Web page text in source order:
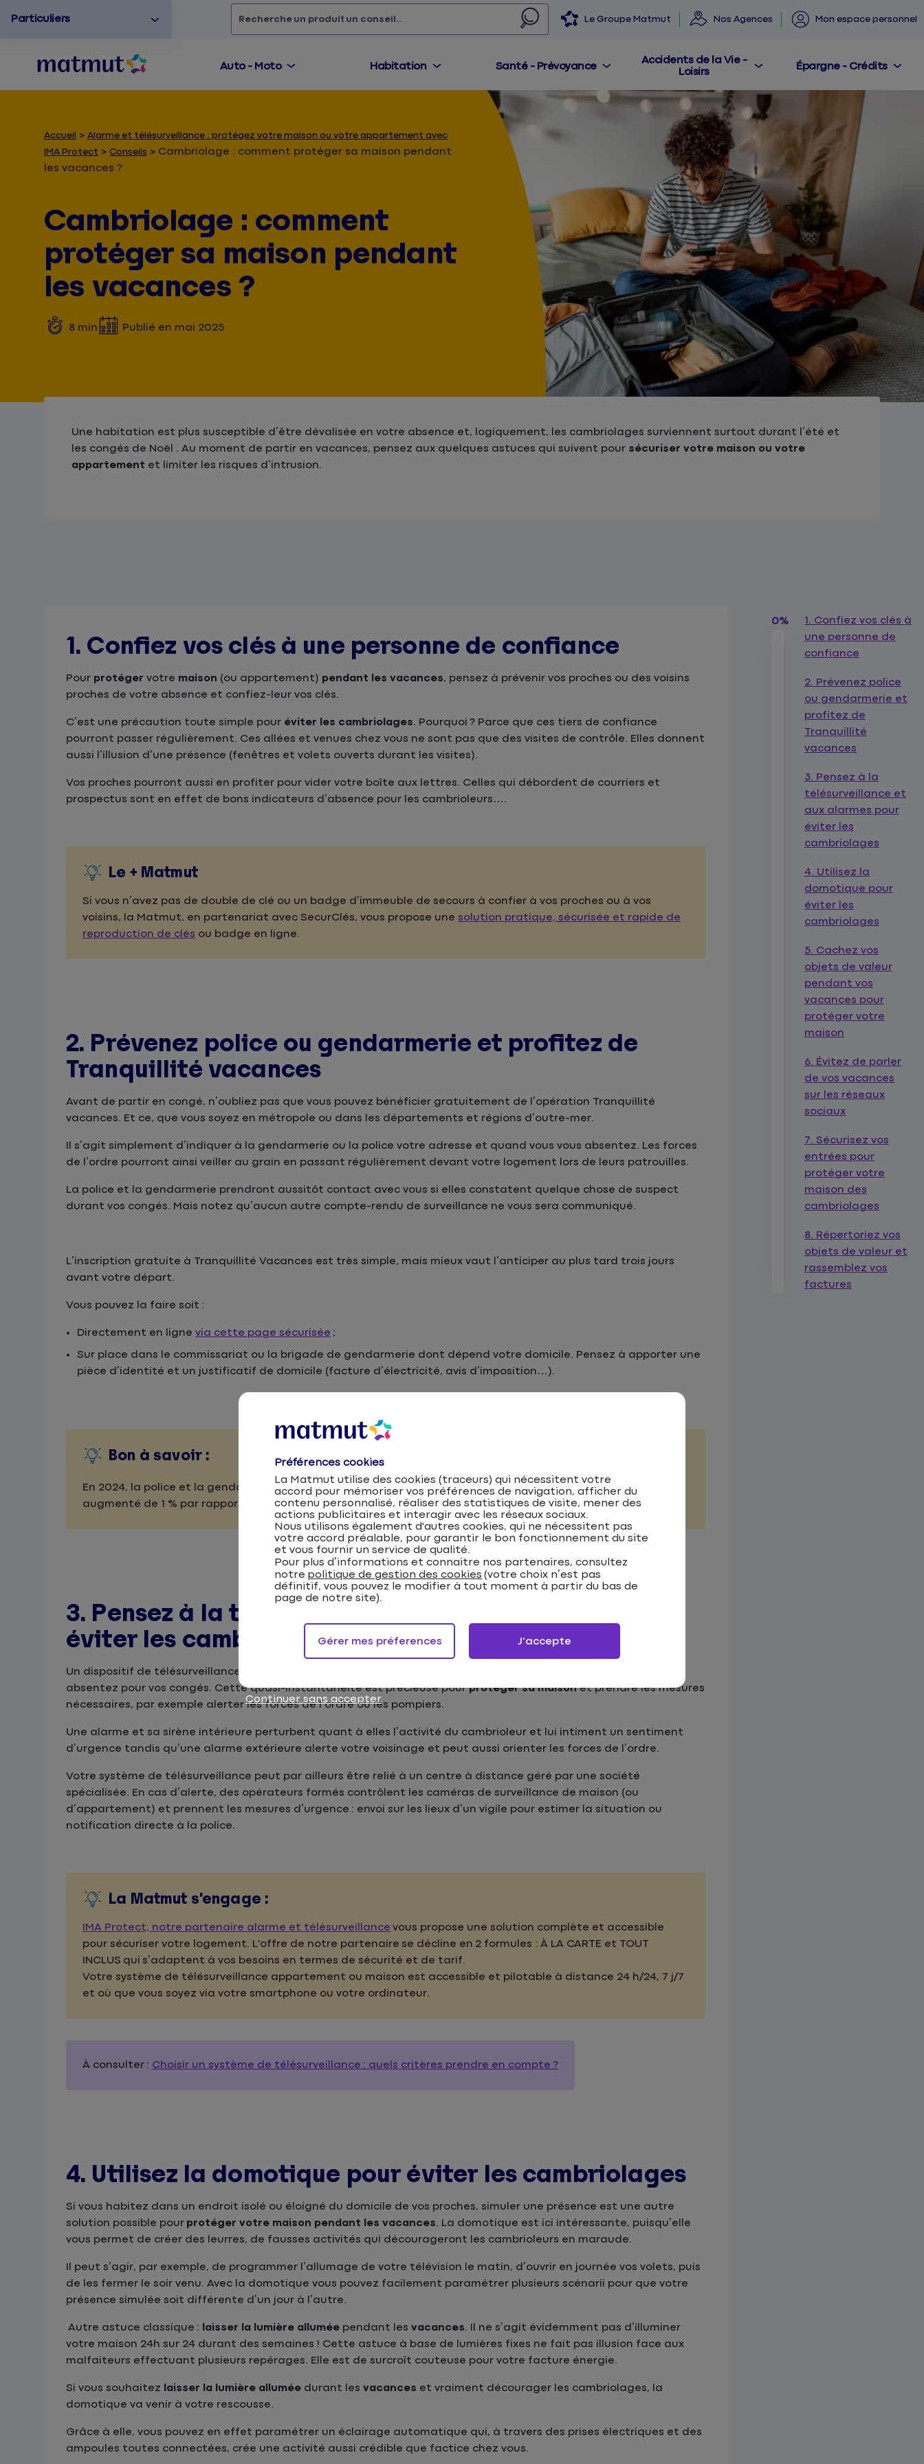
Particuliers Rechercherun produit,un conseil... Le Groupe Matmut Nos Agences Mon espace personnel
Auto - Moto Habitation Santé - Prévoyance
Accidents de la Vie -
Loisirs
Épargne - Crédits
Accueil
Alarme et télésurveillance : protégez votre maison ou votre appartement avec
IMA Protect
Conseils
Cambriolage : comment protéger sa maison pendant
les vacances ?
Cambriolage : comment
protéger sa maison pendant
les vacances ?
8 min Publié en mai 2025
Une habitation est plus susceptible d’être dévalisée en votre absence et, logiquement, les cambriolages surviennent surtout durant l’été et
les congés de Noël . Au moment de partir en vacances, pensez aux quelques astuces qui suivent pour sécuriser votre maison ou votre
appartement et limiter les risques d’intrusion.
0%
1. Confiez vos clés à
une personne de
confiance
2. Prévenez police
ou gendarmerie et
profitez de
Tranquillité
vacances
3. Pensez à la
télésurveillance et
aux alarmes pour
éviter les
cambriolages
4. Utilisez la
domotique pour
éviter les
cambriolages
5. Cachez vos
objets de valeur
pendant vos
vacances pour
protéger votre
maison
6. Évitez de parler
de vos vacances
sur les réseaux
sociaux
7. Sécurisez vos
entrées pour
protéger votre
maison des
cambriolages
8. Répertoriez vos
objets de valeur et
rassemblez vos
factures
1. Confiez vos clés à une personne de confiance
Pour protéger votre maison (ou appartement) pendant les vacances, pensez à prévenir vos proches ou des voisins
proches de votre absence et confiez-leur vos clés.
C’est une précaution toute simple pour éviter les cambriolages. Pourquoi ? Parce que ces tiers de confiance
pourront passer régulièrement. Ces allées et venues chez vous ne sont pas que des visites de contrôle. Elles donnent
aussi l’illusion d’une présence (fenêtres et volets ouverts durant les visites).
Vos proches pourront aussi en profiter pour vider votre boîte aux lettres. Celles qui débordent de courriers et
prospectus sont en effet de bons indicateurs d’absence pour les cambrioleurs….
Le + Matmut
Si vous n’avez pas de double de clé ou un badge d’immeuble de secours à confier à vos proches ou à vos
voisins, la Matmut, en partenariat avec SecurClés, vous propose une solution pratique, sécurisée et rapide de
reproduction de clés ou badge en ligne.
2. Prévenez police ou gendarmerie et profitez de
Tranquillité vacances
Avant de partir en congé, n’oubliez pas que vous pouvez bénéficier gratuitement de l’opération Tranquillité
vacances. Et ce, que vous soyez en métropole ou dans les départements et régions d’outre-mer.
Il s’agit simplement d’indiquer à la gendarmerie ou la police votre adresse et quand vous vous absentez. Les forces
de l’ordre pourront ainsi veiller au grain en passant régulièrement devant votre logement lors de leurs patrouilles.
La police et la gendarmerie prendront aussitôt contact avec vous si elles constatent quelque chose de suspect
durant vos congés. Mais notez qu’aucun autre compte-rendu de surveillance ne vous sera communiqué.
L’inscription gratuite à Tranquillité Vacances est très simple, mais mieux vaut l’anticiper au plus tard trois jours
avant votre départ.
Vous pouvez la faire soit :
Directement en ligne via cette page sécurisée ;
Sur place dans le commissariat ou la brigade de gendarmerie dont dépend votre domicile. Pensez à apporter une
pièce d’identité et un justificatif de domicile (facture d’électricité, avis d’imposition…).
Bon à savoir :
En 2024, la police et la gendarmerie ont constaté 218 700 cambriolages de logements (1). Ces délits ont
augmenté de 1 % par rapport à l'an passé après une forte hausse entre 2022 et 2023.
3. Pensez à la télésurveillance et aux alarmes pour
éviter les cambriolages
Un dispositif de télésurveillance vous informe d’une intrusion ou sa tentative en temps réel lorsque vous vous
absentez pour vos congés. Cette quasi-instantanéité est précieuse pourprotéger sa maisonet prendre les mesures
nécessaires, par exemple alerter les forces de l’ordre ou les pompiers.
Une alarme et sa sirène intérieure perturbent quant à elles l’activité du cambrioleur et lui intiment un sentiment
d’urgence tandis qu’une alarme extérieure alerte votre voisinage et peut aussi orienter les forces de l’ordre.
Votre système de télésurveillance peut par ailleurs être relié à un centre à distance géré par une société
spécialisée. En cas d’alerte, des opérateurs formés contrôlent les caméras de surveillance de maison (ou
d’appartement) et prennent les mesures d’urgence : envoi sur les lieux d’un vigile pour estimer la situation ou
notification directe à la police.
La Matmut s'engage :
IMA Protect, notre partenaire alarme et télésurveillance vous propose une solution complète et accessible
pour sécuriser votre logement. L'offre de notre partenaire se décline en 2 formules : À LA CARTE et TOUT
INCLUS qui s’adaptent à vos besoins en termes de sécurité et de tarif.
Votre système de télésurveillance appartement ou maison est accessible et pilotable à distance 24 h/24, 7 j/7
et où que vous soyez via votre smartphone ou votre ordinateur.
À consulter : Choisir un système de télésurveillance : quels critères prendre en compte ?
4. Utilisez la domotique pour éviter les cambriolages
Si vous habitez dans un endroit isolé ou éloigné du domicile de vos proches, simuler une présence est une autre
solution possible pour protéger votre maison pendant les vacances. La domotique est ici intéressante, puisqu’elle
vous permet de créer des leurres, de fausses activités qui décourageront les cambrioleurs en maraude.
Il peut s’agir, par exemple, de programmer l’allumage de votre télévision le matin, d’ouvrir en journée vos volets, puis
de les fermer le soir venu. Avec la domotique vous pouvez facilement paramétrer plusieurs scénarii pour que votre
présence simulée soit différente d’un jour à l’autre.
Autre astuce classique : laisser la lumière allumée pendant les vacances. Il ne s’agit évidemment pas d’illuminer
votre maison 24h sur 24 durant des semaines ! Cette astuce à base de lumières fixes ne fait pas illusion face aux
malfaiteurs effectuant plusieurs repérages. Elle est de surcroît couteuse pour votre facture énergie.
Si vous souhaitez laisser la lumière allumée durant les vacances et vraiment décourager les cambriolages, la
domotique va venir à votre rescousse.
Grâce à elle, vous pouvez en effet paramétrer un éclairage automatique qui, à travers des prises électriques et des
ampoules toutes connectées, crée une activité aussi crédible que factice chez vous.
Préférences cookies
La Matmut utilise des cookies (traceurs) qui nécessitent votre
accord pour mémoriser vos préférences de navigation, afficher du
contenu personnalisé, réaliser des statistiques de visite, mener des
actions publicitaires et interagir avec les réseaux sociaux.
Nous utilisons également d'autres cookies, qui ne nécessitent pas
votre accord préalable, pour garantir le bon fonctionnement du site
et vous fournir un service de qualité.
Pour plus d’informations et connaitre nos partenaires, consultez
notre politique de gestion des cookies (votre choix n’est pas
définitif, vous pouvez le modifier à tout moment à partir du bas de
page de notre site).
Continuer sans accepter
Gérer mes préferences J'accepte